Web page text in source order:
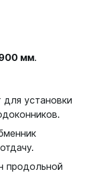
мм.
установки
продольной